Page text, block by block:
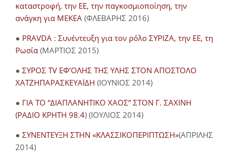
καταστροφή, την ΕΕ, την παγκοσμιοποίηση, την
ανάγκη για ΜΕΚΕΑ (ΦΛΕΒΑΡΗΣ 2016)
● PRAVDA : Συνέντευξη για τον ρόλο ΣΥΡΙΖΑ, την ΕΕ, τη
Ρωσία (ΜΑΡΤΙΟΣ 2015)
● ΣΥΡΟΣ TV ΕΦ’ΟΛΗΣ ΤΗΣ ΥΛΗΣ ΣΤΟΝ ΑΠΟΣΤΟΛΟ
ΧΑΤΖΗΠΑΡΑΣΚΕΥΑΪΔΗ (ΙΟΥΝΙΟΣ 2014)
● ΓΙΑ ΤΟ “ΔΙΑΠΛΑΝΗΤΙΚΟ ΧΑΟΣ” ΣΤΟΝ Γ. ΣΑΧΙΝΗ
(ΡΑΔΙΟ ΚΡΗΤΗ 98.4) (ΙΟΥΛΙΟΣ 2014)
● ΣΥΝΕΝΤΕΥΞΗ ΣΤΗΝ «ΚΛΑΣΣΙΚΟΠΕΡΙΠΤΩΣΗ»(ΑΠΡΙΛΗΣ
2014)